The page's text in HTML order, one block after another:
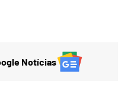
Notícias